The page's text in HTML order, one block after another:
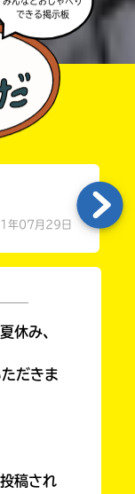
できる掲示板
年07月29日
休み、
だきま
稿され